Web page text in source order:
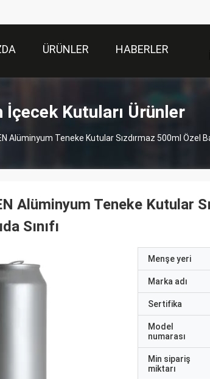
ÜRÜNLER HABERLER
İçecek Kutuları Ürünler
Alüminyum Teneke Kutular Sızdırmaz 500ml Özel
Alüminyum Teneke Kutular
Sınıfı
Menşe yeri
Marka adı
Sertifika
Model
numarası
Min sipariş
miktarı